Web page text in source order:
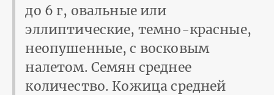
до 6 г, овальные или
эллиптические, темно-красные,
неопушенные, с восковым
налетом. Семян среднее
количество. Кожица средней